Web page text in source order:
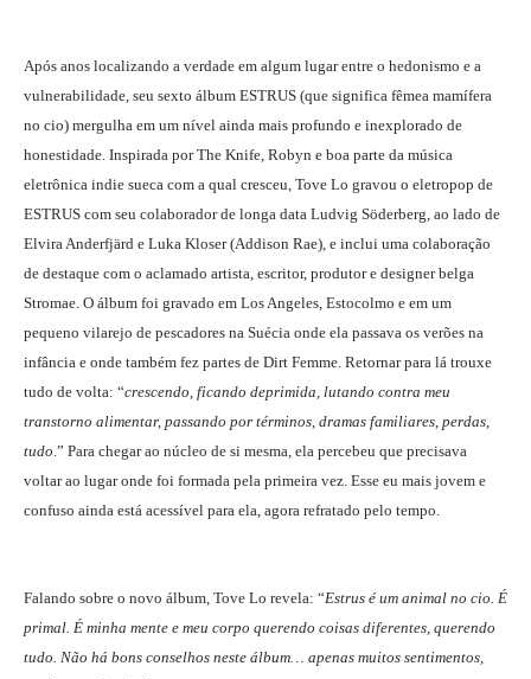
Após anos localizando a verdade em algum lugar entre o hedonismo e a
vulnerabilidade, seu sexto álbum ESTRUS (que significa fêmea mamífera
no cio) mergulha em um nível ainda mais profundo e inexplorado de
honestidade. Inspirada por The Knife, Robyn e boa parte da música
eletrônica indie sueca com a qual cresceu, Tove Lo gravou o eletropop de
ESTRUS com seu colaborador de longa data Ludvig Söderberg, ao lado de
Elvira Anderfjärd e Luka Kloser (Addison Rae), e inclui uma colaboração
de destaque com o aclamado artista, escritor, produtor e designer belga
Stromae. O álbum foi gravado em Los Angeles, Estocolmo e em um
pequeno vilarejo de pescadores na Suécia onde ela passava os verões na
infância e onde também fez partes de Dirt Femme. Retornar para lá trouxe
tudo de volta: “crescendo, ficando deprimida, lutando contra meu
transtorno alimentar, passando por términos, dramas familiares, perdas,
tudo .” Para chegar ao núcleo de si mesma, ela percebeu que precisava
voltar ao lugar onde foi formada pela primeira vez. Esse eu mais jovem e
confuso ainda está acessível para ela, agora refratado pelo tempo.
Falando sobre o novo álbum, Tove Lo revela: “Estrus é um animal no cio. É
primal. É minha mente e meu corpo querendo coisas diferentes, querendo
tudo. Não há bons conselhos neste álbum… apenas muitos sentimentos,